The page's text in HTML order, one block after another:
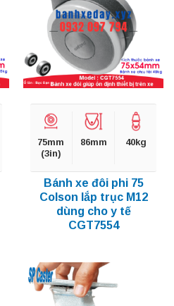
75mm
(3in)
86mm 40kg
Bánh xe đôi phi 75
Colson lắp trục M12
dùng cho y tế
CGT7554